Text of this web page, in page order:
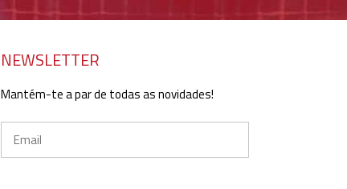
NEWSLETTER
Mantém-te a par de todas as novidades!